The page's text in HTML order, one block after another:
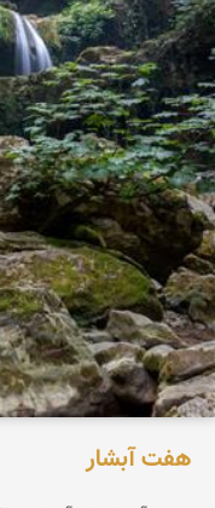
هفت آبشار